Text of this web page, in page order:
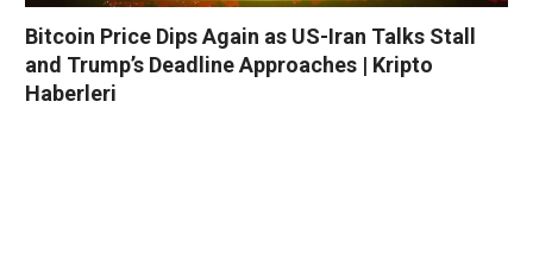
Bitcoin Price Dips Again as US-Iran Talks Stall
and Trump’s Deadline Approaches | Kripto
Haberleri